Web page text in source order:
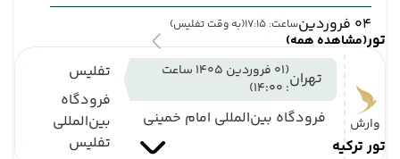
تور(مشاهده همه)
تور ترکیه
04 فروردین ساعت: 17:15 (به وقت تفلیس)
وارش
تهران
(01 فروردین 1405 ساعت
: 14:00)
فرودگاه بین‌المللی امام خمینی
تفلیس
فرودگاه
بین‌المللی
تفلیس